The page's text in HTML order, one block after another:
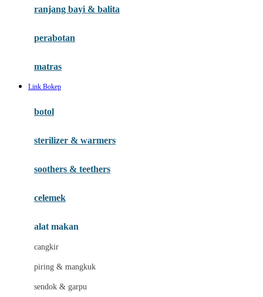
Haenim
Hauck
Havaianas
Hybrid
I
Inlacta DHA
Ivenet
ranjang bayi & balita
perabotan
matras
Link Bokep
botol
sterilizer & warmers
soothers & teethers
celemek
alat makan
cangkir
piring & mangkuk
sendok & garpu